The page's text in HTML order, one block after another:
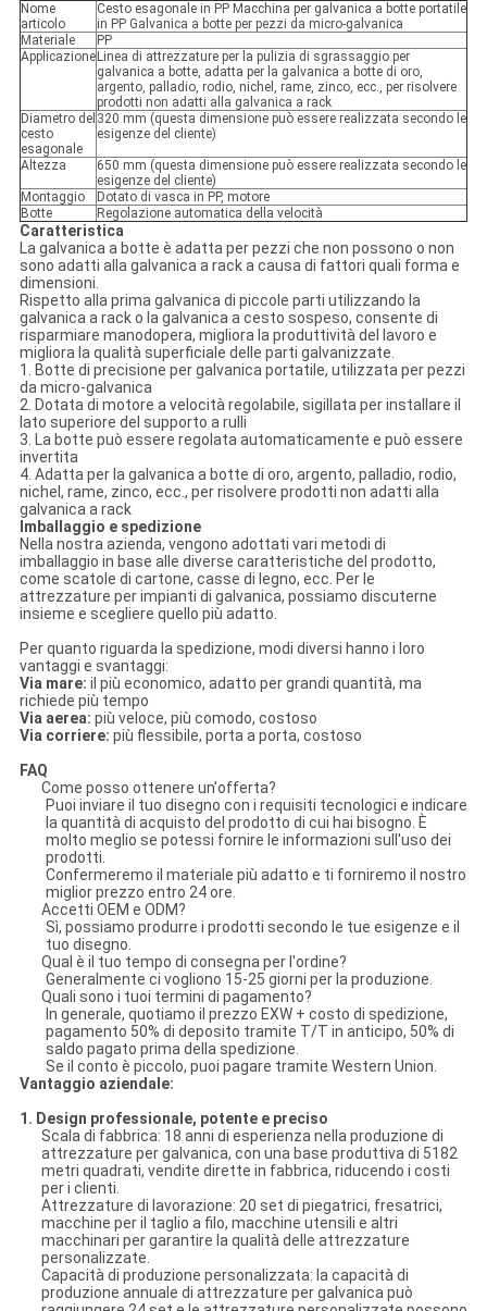
Nome
articolo
Cesto esagonale in PP Macchina per galvanica a botte portatile
in PP Galvanica a botte per pezzi da micro-galvanica
Materiale
PP
Applicazione Linea di attrezzature per la pulizia di sgrassaggio per
galvanica a botte, adatta per la galvanica a botte di oro,
argento, palladio, rodio, nichel, rame, zinco, ecc., per risolvere
prodotti non adatti alla galvanica a rack
Diametro del
cesto
esagonale
320 mm (questa dimensione può essere realizzata secondo le
esigenze del cliente)
Altezza
650 mm (questa dimensione può essere realizzata secondo le
esigenze del cliente)
Montaggio
Dotato di vasca in PP, motore
Botte
Regolazione automatica della velocità
Caratteristica
La galvanica a botte è adatta per pezzi che non possono o non
sono adatti alla galvanica a rack a causa di fattori quali forma e
dimensioni.
Rispetto alla prima galvanica di piccole parti utilizzando la
galvanica a rack o la galvanica a cesto sospeso, consente di
risparmiare manodopera, migliora la produttività del lavoro e
migliora la qualità superficiale delle parti galvanizzate.
1. Botte di precisione per galvanica portatile, utilizzata per pezzi
da micro-galvanica
2. Dotata di motore a velocità regolabile, sigillata per installare il
lato superiore del supporto a rulli
3. La botte può essere regolata automaticamente e può essere
invertita
4. Adatta per la galvanica a botte di oro, argento, palladio, rodio,
nichel, rame, zinco, ecc., per risolvere prodotti non adatti alla
galvanica a rack
Imballaggio e spedizione
Nella nostra azienda, vengono adottati vari metodi di
imballaggio in base alle diverse caratteristiche del prodotto,
come scatole di cartone, casse di legno, ecc. Per le
attrezzature per impianti di galvanica, possiamo discuterne
insieme e scegliere quello più adatto.
Per quanto riguarda la spedizione, modi diversi hanno i loro
vantaggi e svantaggi:
Via mare: il più economico, adatto per grandi quantità, ma
richiede più tempo
Via aerea: più veloce, più comodo, costoso
Via corriere: più flessibile, porta a porta, costoso
FAQ
Come posso ottenere un'offerta?
Puoi inviare il tuo disegno con i requisiti tecnologici e indicare
la quantità di acquisto del prodotto di cui hai bisogno. È
molto meglio se potessi fornire le informazioni sull'uso dei
prodotti.
Confermeremo il materiale più adatto e ti forniremo il nostro
miglior prezzo entro 24 ore.
Accetti OEM e ODM?
Sì, possiamo produrre i prodotti secondo le tue esigenze e il
tuo disegno.
Qual è il tuo tempo di consegna per l'ordine?
Generalmente ci vogliono 15-25 giorni per la produzione.
Quali sono i tuoi termini di pagamento?
In generale, quotiamo il prezzo EXW + costo di spedizione,
pagamento 50% di deposito tramite T/T in anticipo, 50% di
saldo pagato prima della spedizione.
Se il conto è piccolo, puoi pagare tramite Western Union.
Vantaggio aziendale:
1. Design professionale, potente e preciso
Scala di fabbrica: 18 anni di esperienza nella produzione di
attrezzature per galvanica, con una base produttiva di 5182
metri quadrati, vendite dirette in fabbrica, riducendo i costi
per i clienti.
Attrezzature di lavorazione: 20 set di piegatrici, fresatrici,
macchine per il taglio a filo, macchine utensili e altri
macchinari per garantire la qualità delle attrezzature
personalizzate.
Capacità di produzione personalizzata: la capacità di
produzione annuale di attrezzature per galvanica può